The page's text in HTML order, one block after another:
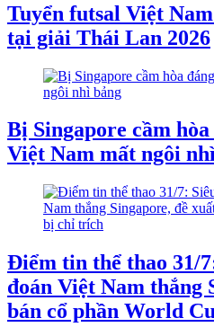
Tuyển futsal Việt
tại giải Thái Lan 2026
Bị Singapore cầm
Việt Nam mất ngôi
Điểm tin thể thao 31/
đoán Việt Nam thắng
bán cổ phần World